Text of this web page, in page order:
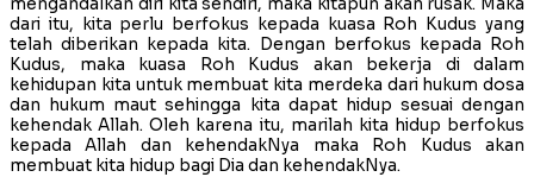
dari itu, kita perlu berfokus kepada kuasa Roh Kudus yang
telah diberikan kepada kita. Dengan berfokus kepada Roh
Kudus, maka kuasa Roh Kudus akan bekerja di dalam
kehidupan kita untuk membuat kita merdeka dari hukum dosa
dan hukum maut sehingga kita dapat hidup sesuai dengan
kehendak Allah. Oleh karena itu, marilah kita hidup berfokus
kepada Allah dan kehendakNya maka Roh Kudus akan
membuat kita hidup bagi Dia dan kehendakNya.